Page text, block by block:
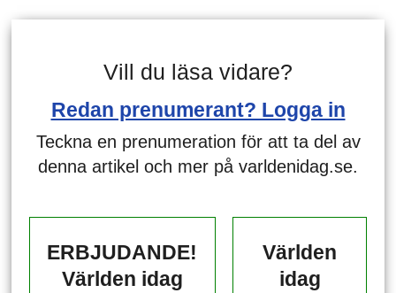
Vill du läsa vidare?
Redan prenumerant? Logga in
Teckna en prenumeration för att ta del av
denna artikel och mer på varldenidag.se.
ERBJUDANDE!
Världen idag
Världen
idag